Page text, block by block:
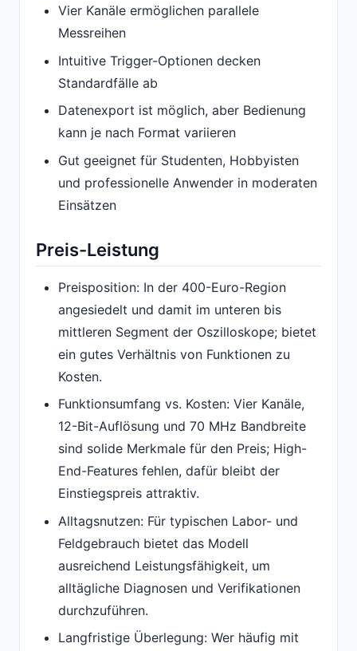
Vier Kanäle ermöglichen parallele
Messreihen
Intuitive Trigger-Optionen decken
Standardfälle ab
Datenexport ist möglich, aber Bedienung
kann je nach Format variieren
Gut geeignet für Studenten, Hobbyisten
und professionelle Anwender in moderaten
Einsätzen
Preis-Leistung
Preisposition: In der 400-Euro-Region
angesiedelt und damit im unteren bis
mittleren Segment der Oszilloskope; bietet
ein gutes Verhältnis von Funktionen zu
Kosten.
Funktionsumfang vs. Kosten: Vier Kanäle,
12-Bit-Auflösung und 70 MHz Bandbreite
sind solide Merkmale für den Preis; High-
End-Features fehlen, dafür bleibt der
Einstiegspreis attraktiv.
Alltagsnutzen: Für typischen Labor- und
Feldgebrauch bietet das Modell
ausreichend Leistungsfähigkeit, um
alltägliche Diagnosen und Verifikationen
durchzuführen.
Langfristige Überlegung: Wer häufig mit